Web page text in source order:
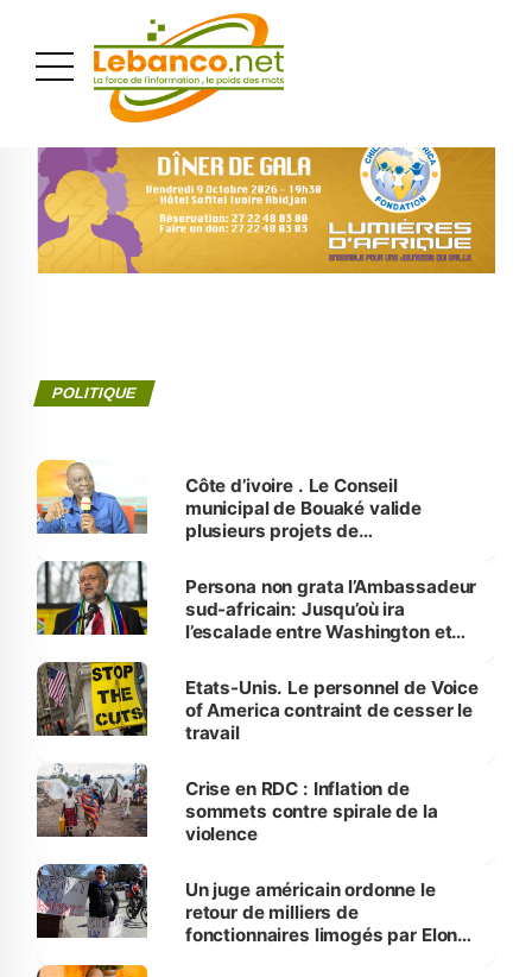
POLITIQUE
Côte d’ivoire . Le Conseil
municipal de Bouaké valide
plusieurs projets de
Persona non grata l’Ambassadeur
sud-africain: Jusqu’où ira
l’escalade entre Washington et
Etats-Unis. Le personnel de Voice
of America contraint de cesser le
travail
Crise en RDC : Inflation de
sommets contre spirale de la
violence
Un juge américain ordonne le
retour de milliers de
fonctionnaires limogés par Elon